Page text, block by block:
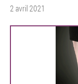
2 avril 2021